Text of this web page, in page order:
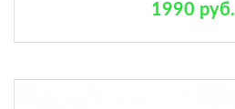
1990 руб.